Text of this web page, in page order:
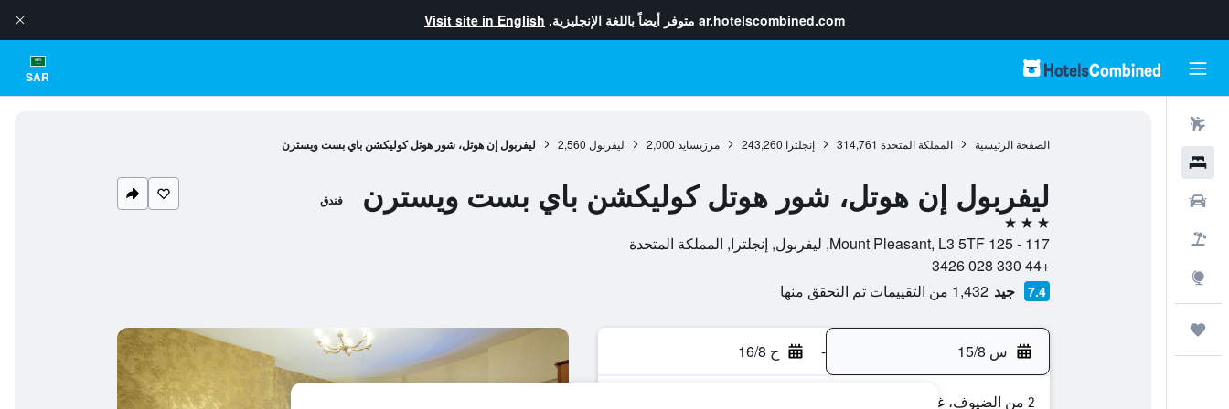
ar.hotelscombined.com متوفر أيضاً باللغة الإنجليزية. Visit site in English
SAR
الصفحة الرئيسية المملكة المتحدة 314,761 إنجلترا 243,260 مرزيسايد 2,000 ليفربول 2,560 ليفربول إن هوتل، شور هوتل كوليكشن باي بست ويسترن
ليفربول إن هوتل، شور هوتل كوليكشن باي بست ويسترن فندق
3 نجوم
117 - 125 Mount Pleasant, L3 5TF, ليفربول, إنجلترا, المملكة المتحدة
+44 330 028 3426
7.4 جيد 1,432 من التقييمات تم التحقق منها
س 15/8 - ح 16/8
2 من الضيوف، غرفة واحدة